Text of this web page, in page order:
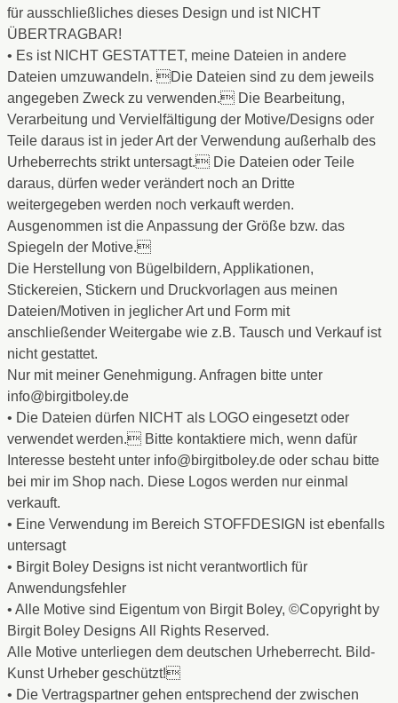
für ausschließliches dieses Design und ist NICHT
ÜBERTRAGBAR!
• Es ist NICHT GESTATTET, meine Dateien in andere
Dateien umzuwandeln. Die Dateien sind zu dem jeweils
angegeben Zweck zu verwenden. Die Bearbeitung,
Verarbeitung und Vervielfältigung der Motive/Designs oder
Teile daraus ist in jeder Art der Verwendung außerhalb des
Urheberrechts strikt untersagt. Die Dateien oder Teile
daraus, dürfen weder verändert noch an Dritte
weitergegeben werden noch verkauft werden.
Ausgenommen ist die Anpassung der Größe bzw. das
Spiegeln der Motive.
Die Herstellung von Bügelbildern, Applikationen,
Stickereien, Stickern und Druckvorlagen aus meinen
Dateien/Motiven in jeglicher Art und Form mit
anschließender Weitergabe wie z.B. Tausch und Verkauf ist
nicht gestattet.
Nur mit meiner Genehmigung. Anfragen bitte unter
info@birgitboley.de
• Die Dateien dürfen NICHT als LOGO eingesetzt oder
verwendet werden. Bitte kontaktiere mich, wenn dafür
Interesse besteht unter info@birgitboley.de oder schau bitte
bei mir im Shop nach. Diese Logos werden nur einmal
verkauft.
• Eine Verwendung im Bereich STOFFDESIGN ist ebenfalls
untersagt
• Birgit Boley Designs ist nicht verantwortlich für
Anwendungsfehler
• Alle Motive sind Eigentum von Birgit Boley, ©Copyright by
Birgit Boley Designs All Rights Reserved.
Alle Motive unterliegen dem deutschen Urheberrecht. Bild-
Kunst Urheber geschützt!
• Die Vertragspartner gehen entsprechend der zwischen